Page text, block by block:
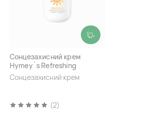
Сонцезахисний крем
Hymey`s Refreshing
Breathable Sunscreen
SPF50+ PA+++
Сонцезахисний крем
(2)